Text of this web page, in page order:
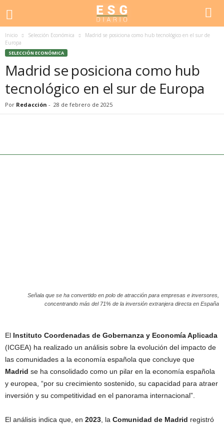
Inicio Selección Económica
Madrid se posiciona como hub tecnológico en el sur de
Europa
SELECCIÓN ECONÓMICA
Madrid se posiciona como hub
tecnológico en el sur de Europa
Por Redacción - 28 de febrero de 2025
Señala que se ha convertido en polo de atracción para empresas e inversores,
concentrando más del 71% de la inversión extranjera directa en España
El Instituto Coordenadas de Gobernanza y Economía Aplicada
(ICGEA) ha realizado un análisis sobre la evolución del impacto de
las comunidades a la economía española que concluye que
Madrid se ha consolidado como un pilar en la economía española
y europea, “por su crecimiento sostenido, su capacidad para atraer
inversión y su competitividad en el panorama internacional”.
El análisis indica que, en 2023 , la Comunidad de Madrid registró